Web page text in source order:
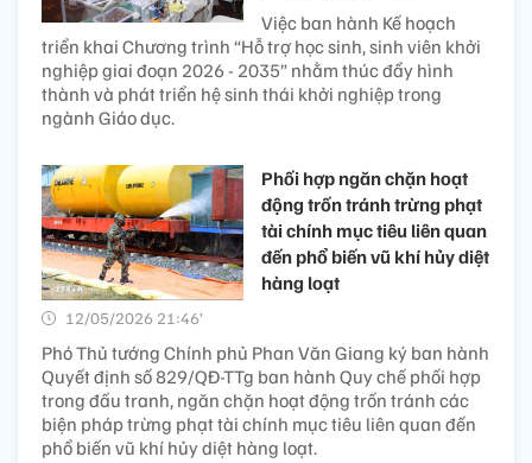
Việc ban hành Kế hoạch
triển khai Chương trình “Hỗ trợ học sinh, sinh viên khởi
nghiệp giai đoạn 2026 - 2035” nhằm thúc đẩy hình
thành và phát triển hệ sinh thái khởi nghiệp trong
ngành Giáo dục.
Phối hợp ngăn chặn hoạt
động trốn tránh trừng phạt
tài chính mục tiêu liên quan
đến phổ biến vũ khí hủy diệt
hàng loạt
12/05/2026 21:46’
Phó Thủ tướng Chính phủ Phan Văn Giang ký ban hành
Quyết định số 829/QĐ-TTg ban hành Quy chế phối hợp
trong đấu tranh, ngăn chặn hoạt động trốn tránh các
biện pháp trừng phạt tài chính mục tiêu liên quan đến
phổ biến vũ khí hủy diệt hàng loạt.